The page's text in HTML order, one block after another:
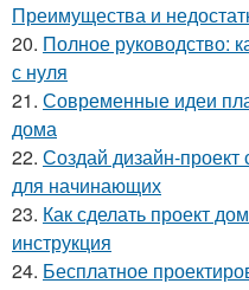
Преимущества и
20. Полное руководство:
с нуля
21. Современные идеи
дома
22. Создай дизайн-
для начинающих
23. Как сделать проект
инструкция
24. Бесплатное